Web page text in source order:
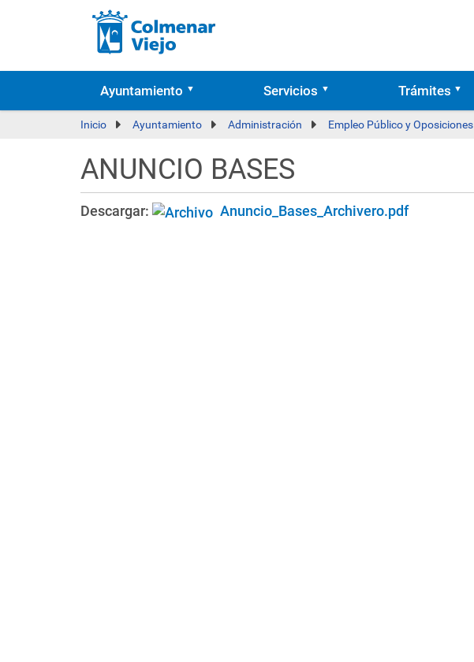
Ayuntamiento Servicios Trámites
Inicio Ayuntamiento Administración Empleo Público y Oposiciones
ANUNCIO BASES
Descargar: Anuncio_Bases_Archivero.pdf